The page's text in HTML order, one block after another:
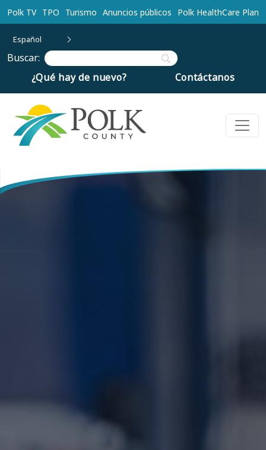
Ir al contenido principal
Polk TV TPO Turismo Anuncios públicos Polk HealthCare Plan
Español
Buscar:
¿Qué hay de nuevo?
Contáctanos